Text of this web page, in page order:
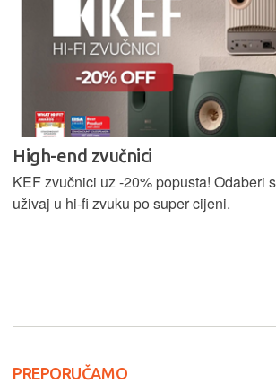
High-end zvučnici
KEF zvučnici uz -20% popusta! Odaberi
uživaj u hi-fi zvuku po super cijeni.
PREPORUČAMO